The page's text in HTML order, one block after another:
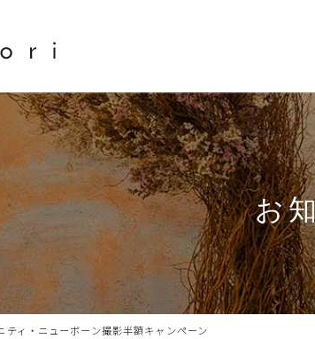
お
ティ・ニューボーン撮影半額キャンペーン